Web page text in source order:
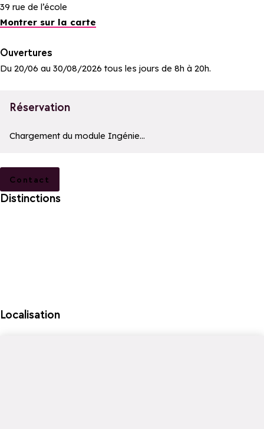
39 rue de l’école
Montrer sur la carte
Ouvertures
Du 20/06 au 30/08/2026 tous les jours de 8h à 20h.
Réservation
Le moteur de recherche ci-dessous est fourni par un
Chargement du module Ingénie...
Contact
Distinctions
Localisation